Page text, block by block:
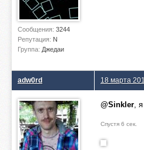
Сообщения: 3244
Репутация: N
Группа: Джедаи
adw0rd 18 марта
@Sinkler,
Спустя 6 сек.